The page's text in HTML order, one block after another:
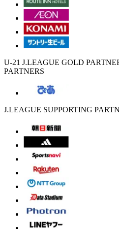
U-21 J.LEAGUE GOLD
PARTNERS
J.LEAGUE SUPPORTING